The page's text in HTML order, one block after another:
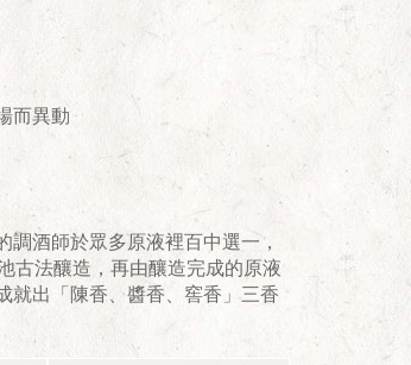
而異動
調酒師於眾多原液裡百中選一，
古法釀造，再由釀造完成的原液
就出「陳香、醬香、窖香」三香